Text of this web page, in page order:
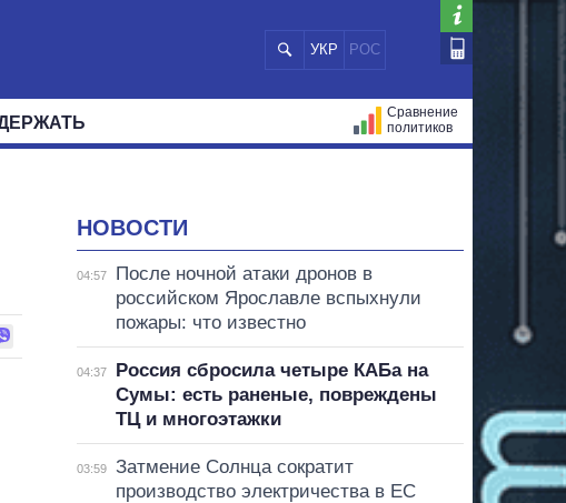
УКР РОС
Сравнение
политиков
НОВОСТИ
04:57
После ночной атаки дронов в
российском Ярославле вспыхнули
пожары: что известно
04:37
Россия сбросила четыре КАБа на
Сумы: есть раненые, повреждены
ТЦ и многоэтажки
03:59
Затмение Солнца сократит
производство электричества в ЕС